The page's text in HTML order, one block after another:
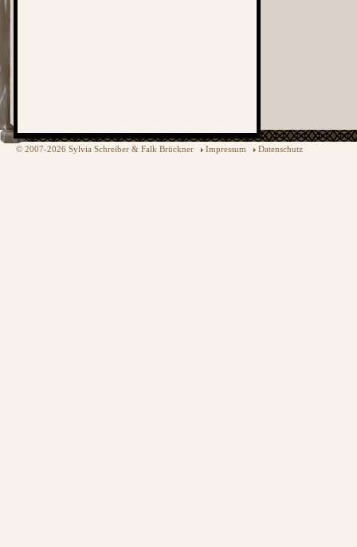
© 2007-2026 Sylvia Schreiber & Falk Brückner Impressum Datenschutz